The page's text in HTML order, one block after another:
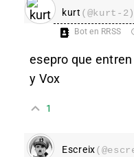
kurt (@kurt-2)
Bot en RRSS
esepro que
y Vox
1
Escreix